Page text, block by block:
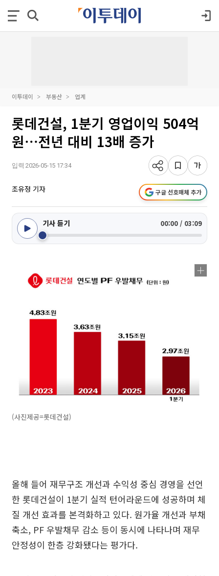
이투데이 부동산 업계
롯데건설, 1분기 영업이익 504억
원⋯전년 대비 13배 증가
입력 2026-05-15 17:34
조유정 기자 구글 선호매체 추가
기사 듣기 00:00 / 03:09
(사진제공=롯데건설)
올해 들어 재무구조 개선과 수익성 중심 경영을 선언
한 롯데건설이 1분기 실적 턴어라운드에 성공하며 체
질 개선 효과를 본격화하고 있다. 원가율 개선과 부채
축소, PF 우발채무 감소 등이 동시에 나타나며 재무
안정성이 한층 강화됐다는 평가다.